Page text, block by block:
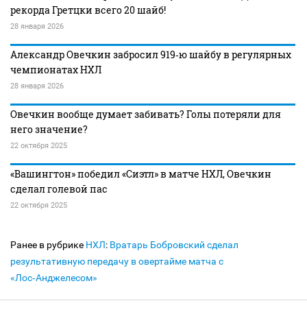
рекорда Гретцки всего 20 шайб!
28 января 2026
Александр Овечкин забросил 919‑ю шайбу в регулярных
чемпионатах НХЛ
28 января 2026
Овечкин вообще думает забивать? Голы потеряли для
него значение?
22 октября 2025
«Вашингтон» победил «Сиэтл» в матче НХЛ, Овечкин
сделал голевой пас
22 октября 2025
Ранее в рубрике НХЛ: Вратарь Бобровский сделал
результативную передачу в овертайме матча с
«Лос‑Анджелесом»